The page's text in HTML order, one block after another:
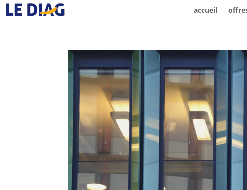
accueil